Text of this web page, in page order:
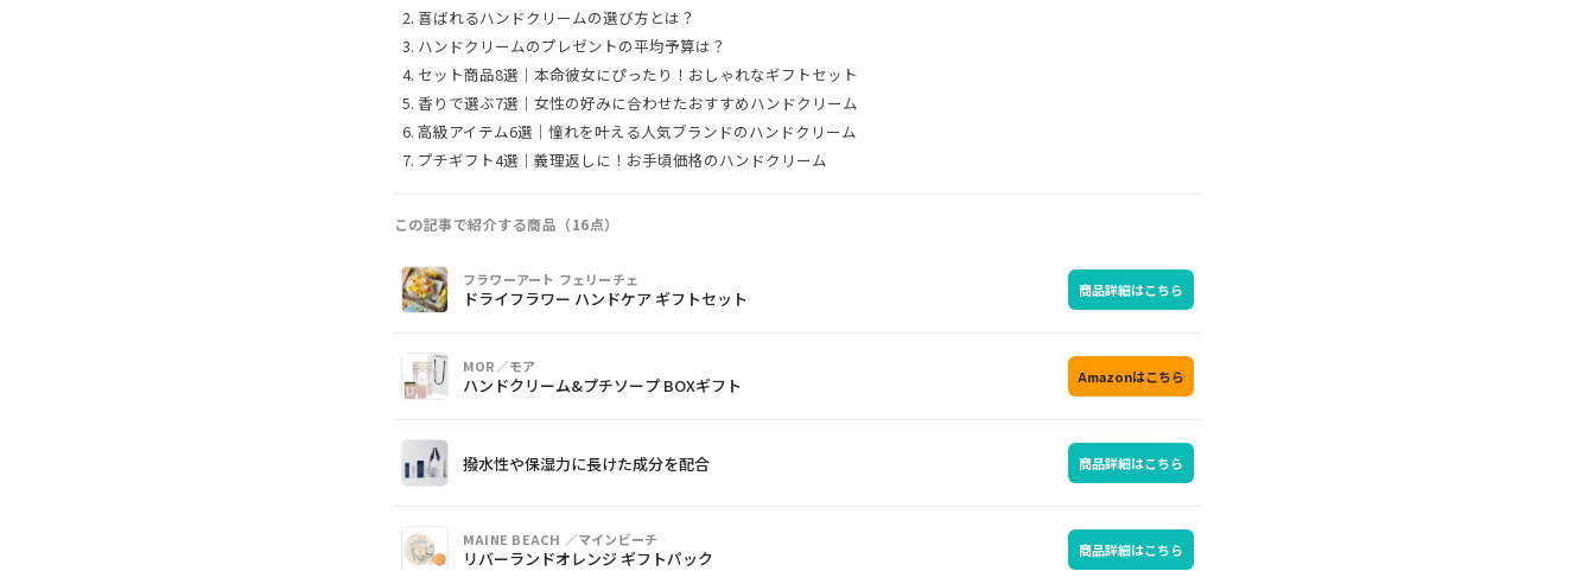
喜ばれるハンドクリームの選び方とは？
ハンドクリームのプレゼントの平均予算は？
セット商品8選｜本命彼女にぴったり！おしゃれなギフトセット
香りで選ぶ7選｜女性の好みに合わせたおすすめハンドクリーム
高級アイテム6選｜憧れを叶える人気ブランドのハンドクリーム
プチギフト4選｜義理返しに！お手頃価格のハンドクリーム
この記事で紹介する商品（16点）
画
像
商
品
購
入
フラワーアート フェリーチェ
ドライフラワー ハンドケア ギフトセット 商品詳細はこちら
MOR／モア
ハンドクリーム&プチソープ BOXギフト Amazonはこちら
撥水性や保湿力に長けた成分を配合 商品詳細はこちら
MAINE BEACH ／マインビーチ
リバーランドオレンジ ギフトパック 商品詳細はこちら